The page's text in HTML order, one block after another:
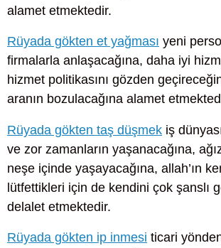
alamet etmektedir.
Rüyada gökten et yağması yeni
firmalarla anlaşacağına, daha iyi
hizmet politikasını gözden
aranın bozulacağına alamet
Rüyada gökten taş düşmek iş
ve zor zamanların yaşanacağına,
neşe içinde yaşayacağına, allah’ın
lütfettikleri için de kendini çok şanslı
delalet etmektedir.
Rüyada gökten ip inmesi ticari